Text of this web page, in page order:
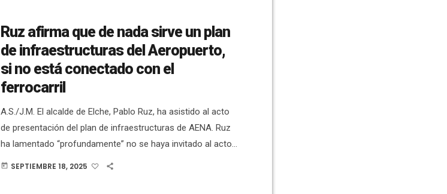
Ruz afirma que de nada sirve un plan
de infraestructuras del Aeropuerto,
si no está conectado con el
ferrocarril
A.S./J.M. El alcalde de Elche, Pablo Ruz, ha asistido al acto
de presentación del plan de infraestructuras de AENA. Ruz
ha lamentado “profundamente” no se haya invitado al acto
ni a la Diputación Provincial ni a la Generalitat Valenciana.
today SEPTIEMBRE 18, 2025